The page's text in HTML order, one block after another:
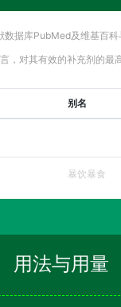
据库PubMed及维基百
，对其有效的补充剂的最
别名
暴饮暴食
用法与用量